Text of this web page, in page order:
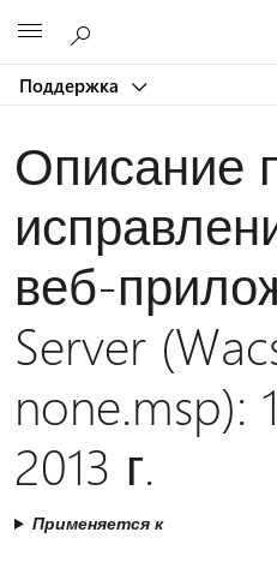
Поддержка
Описание
веб-
Server
none.msp):
2013 г.
Применяется к